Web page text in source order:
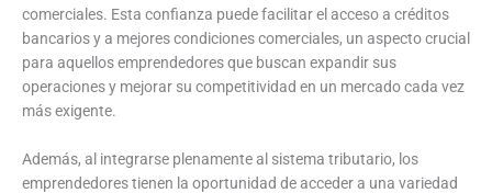
comerciales. Esta confianza puede facilitar el acceso a créditos
bancarios y a mejores condiciones comerciales, un aspecto crucial
para aquellos emprendedores que buscan expandir sus
operaciones y mejorar su competitividad en un mercado cada vez
más exigente.
Además, al integrarse plenamente al sistema tributario, los
emprendedores tienen la oportunidad de acceder a una variedad